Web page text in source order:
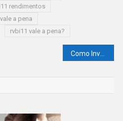
rendimentos
a pena
rvbi11 vale a pena?